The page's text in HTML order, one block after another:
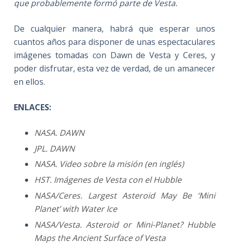
que probablemente formó parte de Vesta.
De cualquier manera, habrá que esperar unos
cuantos años para disponer de unas espectaculares
imágenes tomadas con Dawn de Vesta y Ceres, y
poder disfrutar, esta vez de verdad, de un amanecer
en ellos.
ENLACES:
NASA. DAWN
JPL. DAWN
NASA. Video sobre la misión (en inglés)
HST. Imágenes de Vesta con el Hubble
NASA/Ceres. Largest Asteroid May Be ‘Mini
Planet’ with Water Ice
NASA/Vesta. Asteroid or Mini-Planet? Hubble
Maps the Ancient Surface of Vesta